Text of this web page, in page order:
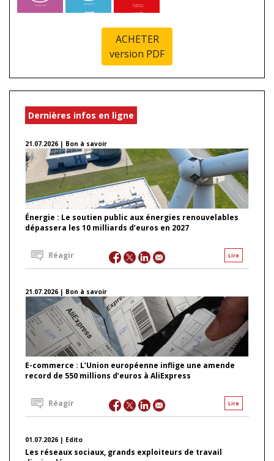
ACHETER
version PDF
Dernières infos en ligne
21.07.2026 | Bon à savoir
Énergie : Le soutien public aux énergies renouvelables
dépassera les 10 milliards d’euros en 2027
Lire
Réagir
21.07.2026 | Bon à savoir
E-commerce : L’Union européenne inflige une amende
record de 550 millions d’euros à AliExpress
Lire
Réagir
01.07.2026 | Edito
Les réseaux sociaux, grands exploiteurs de travail